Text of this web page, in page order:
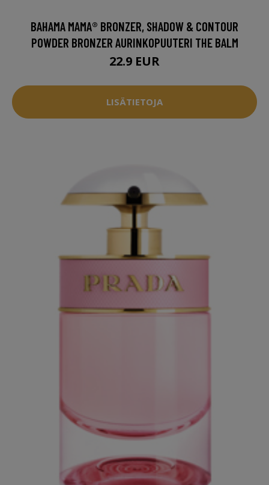
BAHAMA MAMA® BRONZER, SHADOW & CONTOUR
POWDER BRONZER AURINKOPUUTERI THE BALM
22.9 EUR
LISÄTIETOJA